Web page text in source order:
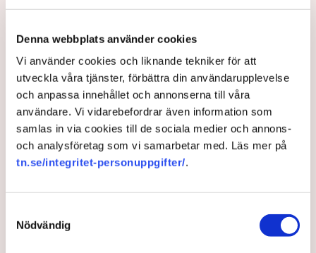
Denna webbplats använder cookies
Vi använder cookies och liknande tekniker för att
utveckla våra tjänster, förbättra din användarupplevelse
och anpassa innehållet och annonserna till våra
användare. Vi vidarebefordrar även information som
samlas in via cookies till de sociala medier och annons-
och analysföretag som vi samarbetar med. Läs mer på
tn.se/integritet-personuppgifter/.
Nödvändig
detaljplanen ska tas och ser att det där finns noll
TN har sökt företrädare för fastighetsägaren
Stadsrum.
Ett företagsklimat i nedförsbacke
Det stupar neråt. Företagens syn på
företagsklimatet har placerat Norrköping långt ner i
Svenskt Näringslivs ranking över företagsklimatet.
På kartan över det lokala företagsklimatet i Sverige